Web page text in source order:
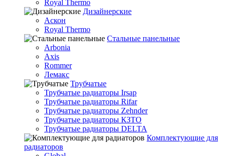
Royal Thermo
Дизайнерские
Аскон
Royal Thermo
Стальные панельные
Arbonia
Axis
Rommer
Лемакс
Трубчатые
Трубчатые радиаторы Irsap
Трубчатые радиаторы Rifar
Трубчатые радиаторы Zehnder
Трубчатые радиаторы КЗТО
Трубчатые радиаторы DELTA
Комплектующие для
радиаторов